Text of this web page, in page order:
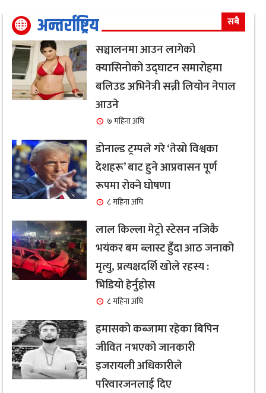
अन्तर्राष्ट्रिय सबै
सञ्चालनमा आउन लागेको
क्यासिनोको उद्घाटन समारोहमा
बलिउड अभिनेत्री सन्नी लियोन नेपाल
आउने
७ महिना अघि
डोनाल्ड ट्रम्पले गरे ‘तेस्रो विश्वका
देशहरू’ बाट हुने आप्रवासन पूर्ण
रूपमा रोक्ने घोषणा
८ महिना अघि
लाल किल्ला मेट्रो स्टेसन नजिकै
भयंकर बम ब्लास्ट हुँदा आठ जनाको
मृत्यु, प्रत्यक्षदर्शि खोले रहस्य :
भिडियो हेर्नुहोस
८ महिना अघि
हमासको कब्जामा रहेका बिपिन
जीवित नभएको जानकारी
इजरायली अधिकारीले
परिवारजनलाई दिए